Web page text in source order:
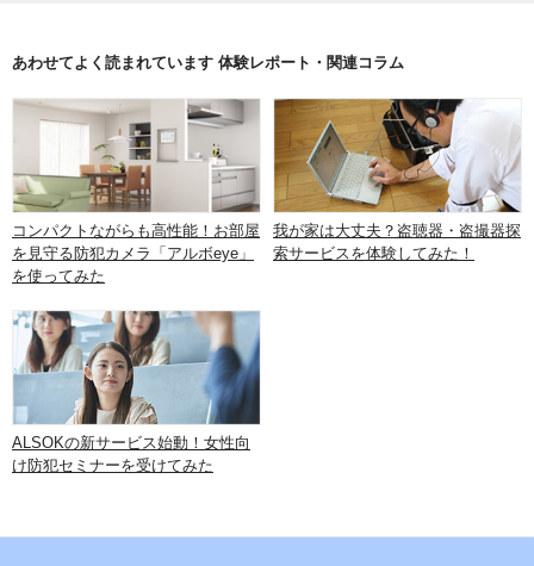
あわせてよく読まれています 体験レポート・関連コラム
コンパクトながらも高性能！お部屋
を見守る防犯カメラ「アルボeye」
を使ってみた
我が家は大丈夫？盗聴器・盗撮器探
索サービスを体験してみた！
ALSOKの新サービス始動！女性向
け防犯セミナーを受けてみた